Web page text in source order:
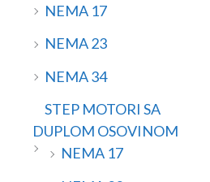
NEMA 17
NEMA 23
NEMA 34
STEP MOTORI SA
DUPLOM OSOVINOM
NEMA 17